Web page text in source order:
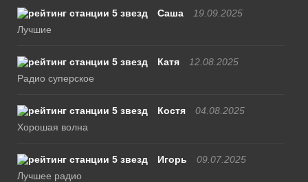
Саша
19.09.2025
Лучшие
Катя
12.08.2025
Радио суперское
Костя
04.08.2025
Хорошая волна
Игорь
09.07.2025
Лучшее радио